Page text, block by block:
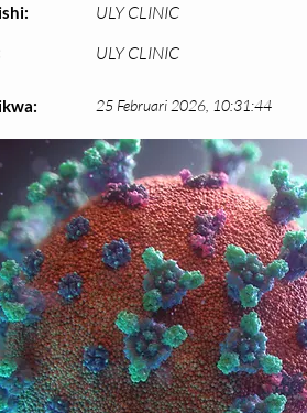
ULY CLINIC
ULY CLINIC
25 Februari 2026, 10:31:44